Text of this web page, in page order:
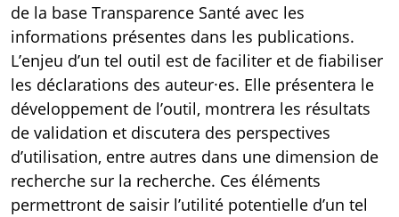
de la base Transparence Santé avec les
informations présentes dans les publications.
L’enjeu d’un tel outil est de faciliter et de fiabiliser
les déclarations des auteur·es. Elle présentera le
développement de l’outil, montrera les résultats
de validation et discutera des perspectives
d’utilisation, entre autres dans une dimension de
recherche sur la recherche. Ces éléments
permettront de saisir l’utilité potentielle d’un tel